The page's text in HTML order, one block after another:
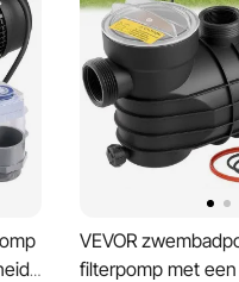
VEVOR
filterpomp met